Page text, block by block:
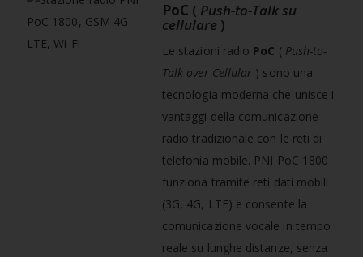
PoC ( Push-to-Talk su
cellulare )
Le stazioni radio PoC ( Push-to-
Talk over Cellular ) sono una
tecnologia moderna che unisce i
vantaggi della comunicazione
radio tradizionale con le reti di
telefonia mobile. PNI PoC 1800
funziona tramite reti dati mobili
(3G, 4G, LTE) e consente la
comunicazione vocale in tempo
reale su lunghe distanze, senza